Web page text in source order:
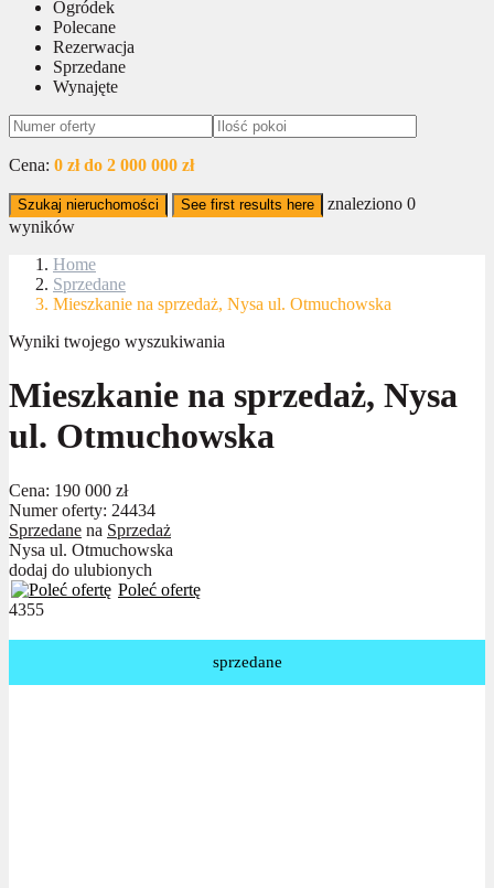
Ogródek
Polecane
Rezerwacja
Sprzedane
Wynajęte
Cena: 0 zł do 2 000 000 zł
Szukaj nieruchomości See first results here znaleziono 0
wyników
Home
Sprzedane
Mieszkanie na sprzedaż, Nysa ul. Otmuchowska
Wyniki twojego wyszukiwania
Mieszkanie na sprzedaż, Nysa
ul. Otmuchowska
Cena: 190 000 zł
Numer oferty: 24434
Sprzedane na Sprzedaż
Nysa ul. Otmuchowska
dodaj do ulubionych
Poleć ofertę
4355
sprzedane